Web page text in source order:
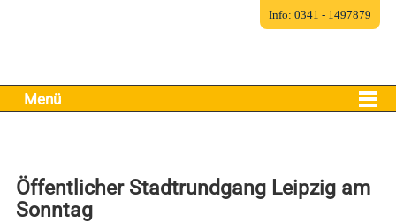
Menü
Öffentlicher Stadtrundgang Leipzig am
Sonntag
Info: 0341 - 1497879